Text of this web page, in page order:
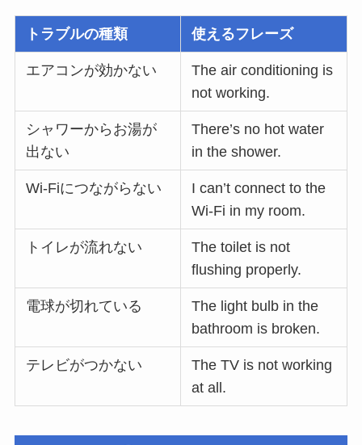
トラブルの種類 使えるフレーズ
エアコンが効かない
The air conditioning is
not working.
シャワーからお湯が
出ない
There’s no hot water
in the shower.
Wi-Fiにつながらない
I can’t connect to the
Wi-Fi in my room.
トイレが流れない
The toilet is not
flushing properly.
電球が切れている
The light bulb in the
bathroom is broken.
テレビがつかない
The TV is not working
at all.